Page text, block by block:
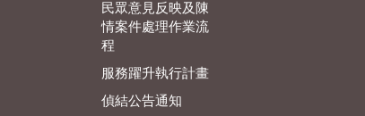
民眾意見反映及陳
情案件處理作業流
程
服務躍升執行計畫
偵結公告通知